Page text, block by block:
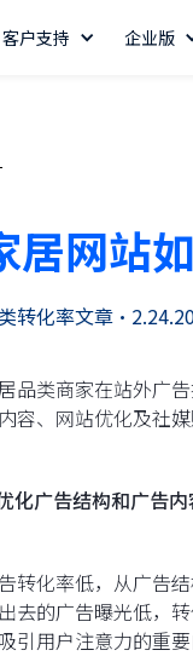
客户支持 企业版
居网站
转化率文章•
品类商家在站外广
容、网站优化及社
化广告结构和广告内
转化率低，从广告
去的广告曝光低，
引用户注意力的重